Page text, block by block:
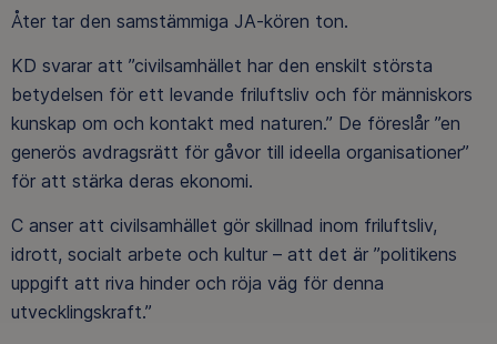
Åter tar den samstämmiga JA-kören ton.
KD svarar att ”civilsamhället har den enskilt största
betydelsen för ett levande friluftsliv och för människors
kunskap om och kontakt med naturen.” De föreslår ”en
generös avdragsrätt för gåvor till ideella organisationer”
för att stärka deras ekonomi.
C anser att civilsamhället gör skillnad inom friluftsliv,
idrott, socialt arbete och kultur – att det är ”politikens
uppgift att riva hinder och röja väg för denna
utvecklingskraft.”